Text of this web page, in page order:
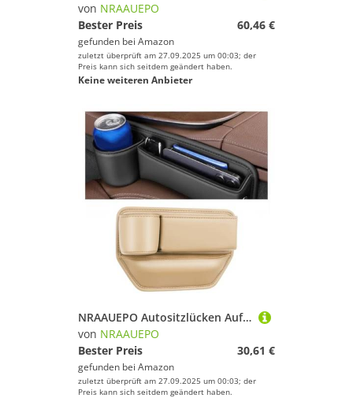
von NRAAUEPO
Bester Preis
60,46 €
gefunden bei Amazon
zuletzt überprüft am 27.09.2025 um 00:03; der
Preis kann sich seitdem geändert haben.
Keine weiteren Anbieter
NRAAUEPO Autositzlücken Aufbewahrungsbox für Nissan Altima 2003-2012 Auto Leder Getränkehalter Lücke Tasche Sitze Lücke Füller Organizer Innen Zubehör
von NRAAUEPO
Bester Preis
30,61 €
gefunden bei Amazon
zuletzt überprüft am 27.09.2025 um 00:03; der
Preis kann sich seitdem geändert haben.